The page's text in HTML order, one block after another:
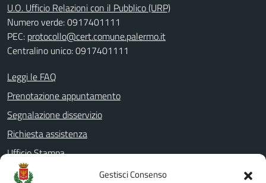
Gestisci Consenso
U.O. Ufficio Relazioni con il Pubblico (URP)
Numero verde: 0917401111
PEC: protocollo@cert.comune.palermo.it
Centralino unico: 0917401111
Leggi le FAQ
Prenotazione appuntamento
Segnalazione disservizio
Richiesta assistenza
Ufficio Stampa
Amministrazione Trasparente